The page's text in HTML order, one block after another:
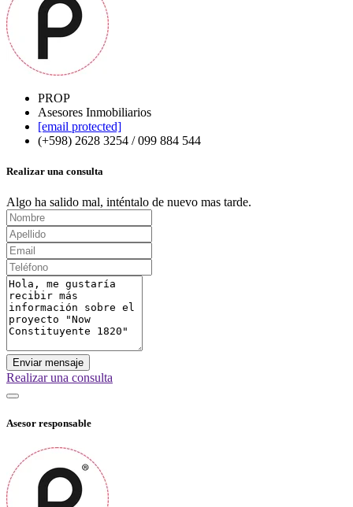
PROP
Asesores Inmobiliarios
[email protected]
(+598) 2628 3254 / 099 884 544
Realizar una consulta
Algo ha salido mal, inténtalo de nuevo mas tarde.
Enviar mensaje
Realizar una consulta
Asesor responsable